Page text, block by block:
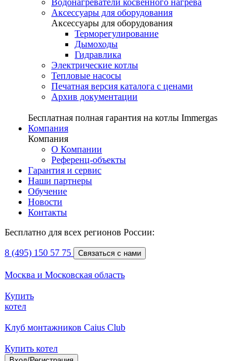
Водонагреватели косвенного нагрева
Аксессуары для оборудования
Аксессуары для оборудования
Терморегулирование
Дымоходы
Гидравлика
Электрические котлы
Тепловые насосы
Печатная версия каталога с ценами
Архив документации
Бесплатная полная гарантия на котлы Immergas
Компания
Компания
О Компании
Референц-объекты
Гарантия и сервис
Наши партнеры
Обучение
Новости
Контакты
Бесплатно для всех регионов России:
8 (495) 150 57 75 Связаться с нами
Москва и Московская область
Купить
котел
Клуб монтажников Caius Club
Купить котел